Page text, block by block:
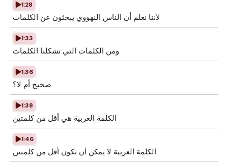
1:28
لأننا نعلم أن الناس النهووي يبحثون عن الكلمات
1:33
ومن الكلمات التي تشكلنا الكلمات
1:36
صحيح أم لا؟
1:38
الكلمة العربية هي أقل من كلمتين
1:46
الكلمة العربية لا يمكن أن تكون أقل من كلمتين